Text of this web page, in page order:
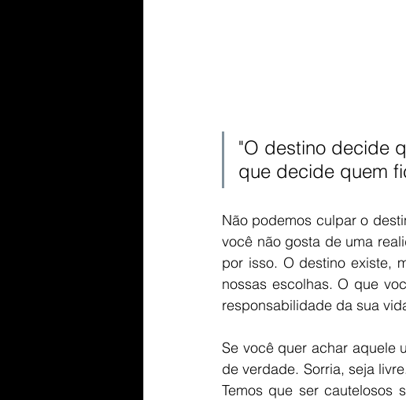
"O destino decide
que decide quem
Não podemos culpar o
você não gosta de uma
por isso. O destino existe,
nossas escolhas. O que
responsabilidade da sua
Se você quer achar aquele
de verdade. Sorria, seja
Temos que ser cautelosos